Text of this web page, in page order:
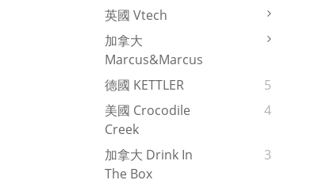
英國 Vtech
加拿大
Marcus&Marcus
德國 KETTLER
5
美國 Crocodile
Creek
4
加拿大 Drink In
The Box
3